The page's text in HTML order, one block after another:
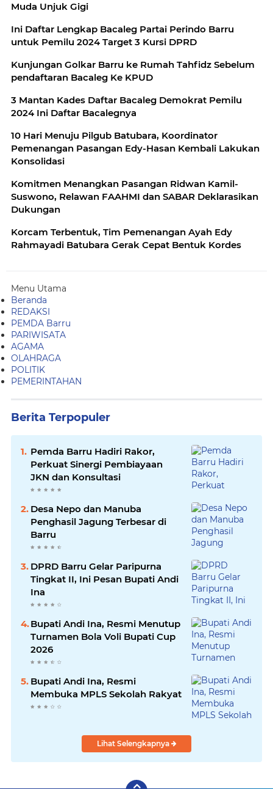
Muda Unjuk Gigi
Ini Daftar Lengkap Bacaleg Partai Perindo Barru
untuk Pemilu 2024 Target 3 Kursi DPRD
Kunjungan Golkar Barru ke Rumah Tahfidz Sebelum
pendaftaran Bacaleg Ke KPUD
3 Mantan Kades Daftar Bacaleg Demokrat Pemilu
2024 Ini Daftar Bacalegnya
10 Hari Menuju Pilgub Batubara, Koordinator
Pemenangan Pasangan Edy-Hasan Kembali Lakukan
Konsolidasi
Komitmen Menangkan Pasangan Ridwan Kamil-
Suswono, Relawan FAAHMI dan SABAR Deklarasikan
Dukungan
Korcam Terbentuk, Tim Pemenangan Ayah Edy
Rahmayadi Batubara Gerak Cepat Bentuk Kordes
Menu Utama
Beranda
REDAKSI
PEMDA Barru
PARIWISATA
AGAMA
OLAHRAGA
POLITIK
PEMERINTAHAN
Berita Terpopuler
Pemda Barru Hadiri Rakor,
Perkuat Sinergi Pembiayaan
JKN dan Konsultasi
Desa Nepo dan Manuba
Penghasil Jagung Terbesar di
Barru
DPRD Barru Gelar Paripurna
Tingkat II, Ini Pesan Bupati Andi
Ina
Bupati Andi Ina, Resmi Menutup
Turnamen Bola Voli Bupati Cup
2026
Bupati Andi Ina, Resmi
Membuka MPLS Sekolah Rakyat
Lihat Selengkapnya